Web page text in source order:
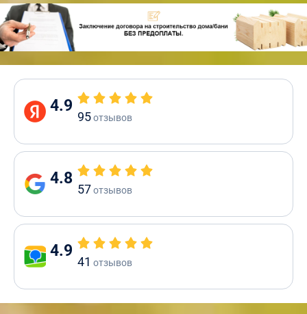
4.9
95отзывов
4.8
57отзывов
4.9
41 отзывов